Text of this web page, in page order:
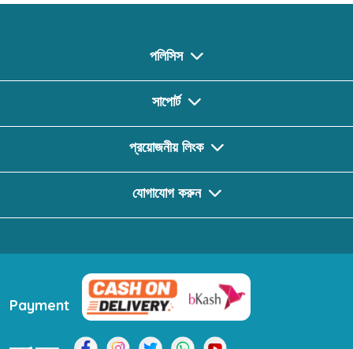
পলিসিস
সাপোর্ট
প্রয়োজনীয় লিংক
যোগাযোগ করুন
Payment